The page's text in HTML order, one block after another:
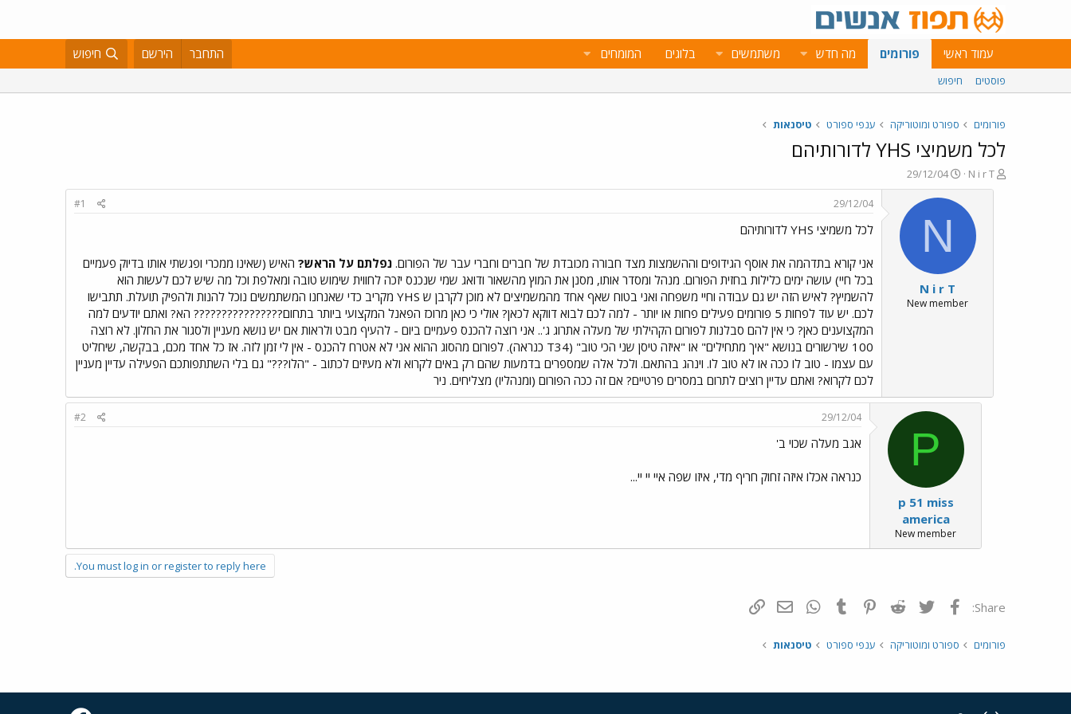
עמוד ראשי פורומים מה חדש משתמשים בלוגים המומחים התחבר הירשם חיפוש
פוסטים חיפוש
פורומים ספורט ומוטוריקה ענפי ספורט טיסנאות
לכל משמיצי YHS לדורותיהם
פ
ו
N i r T
פ
ו
ר
ב
א
ר
י
29/12/04
N
N i r T
New member
29/12/04
#1
לכל משמיצי YHS לדורותיהם
אני קורא בתדהמה את אוסף הגידופים וההשמצות מצד חבורה מכובדת של חברים וחברי עבר של הפורום. נפלתם על הראש? האיש (שאינו ממכרי ופגשתי אותו בדיוק פעמיים
בכל חיי) עושה ימים כלילות בחזית הפורום. מנהל ומסדר אותו, מסנן את המוץ מהשאור ודואג שמי שנכנס יזכה לחווית שימוש טובה ומאלפת וכל מה שיש לכם לעשות הוא
להשמיץ? לאיש הזה יש גם עבודה וחיי משפחה ואני בטוח שאף אחד מהמשמיצים לא מוכן לקרבן ש YHS מקריב כדי שאנחנו המשתמשים נוכל להנות ולהפיק תועלת. תתבישו
לכם. יש עוד לפחות 5 פורומים פעילים פחות או יותר - למה לכם לבוא דווקא לכאן? אולי כי כאן מרוכז הפאנל המקצועי ביותר בתחום???????????????? הא? ואתם יודעים למה
המקצוענים כאן? כי אין להם סבלנות לפורום הקהילתי של מעלה אתרוג ג'.. אני רוצה להכנס פעמיים ביום - להעיף מבט ולראות אם יש נושא מעניין ולסגור את החלון. לא רוצה
100 שירשורים בנושא "איך מתחילים" או "איזה טיסן שני הכי טוב" (T34 כנראה). לפורום מהסוג ההוא אני לא אטרח להכנס - אין לי זמן לזה. אז כל אחד מכם, בבקשה, שיחליט
עם עצמו - טוב לו ככה או לא טוב לו. וינהג בהתאם. ולכל אלה שמספרים בדמעות שהם רק באים לקרוא ולא מעיזים לכתוב - "הלו???" גם בלי השתתפותכם הפעילה עדיין מעניין
לכם לקרוא? ואתם עדיין רוצים לתרום במסרים פרטיים? אם זה ככה הפורום (ומנהליו) מצליחים. ניר
P
p 51 miss
america
New member
29/12/04
#2
אגב מעלה שכוי ב'
כנראה אכלו איזה זחוק חריף מדי, איזו שפה איי יי יי...
You must log in or register to reply here.
Share: פייסבוק Twitter
Reddit
Pinterest
Tumblr
WhatsAppדואר אלקטרוני
פורומים ספורט ומוטוריקה ענפי ספורט טיסנאות